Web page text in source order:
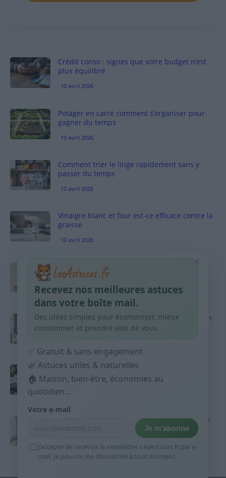
Crédit conso : signes que votre budget n’est
plus équilibré
10 avril 2026
Potager en carré comment s’organiser pour
gagner du temps
10 avril 2026
Comment trier le linge rapidement sans y
passer du temps
10 avril 2026
Vinaigre blanc et four est-ce efficace contre la
graisse
10 avril 2026
Taches pigmentaires : routine simple +
habitudes qui aident
9 avril 2026
Produits ménagers : comment économiser en
courses sans acheter 10 sprays
Budget mensuel : méthode rapide pour
répartir son salaire dès le jour de paie
9 avril 2026
Sport 10 minutes par jour est-ce utile et quoi
9 avril 2026
×
Recevez nos meilleures astuces
dans votre boîte mail.
Des idées simples pour économiser, mieux
consommer et prendre soin de vous.
✅ Gratuit & sans engagement
🌿 Astuces utiles & naturelles
🏠 Maison, bien-être, économies au
quotidien...
Votre e-mail
Je m’abonne
J’accepte de recevoir la newsletter LesAstuces.fr par e-
mail. Je pourrai me désinscrire à tout moment.